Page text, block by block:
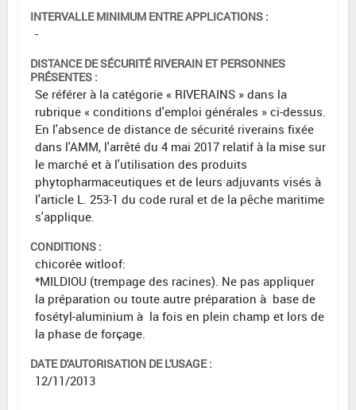
INTERVALLE MINIMUM ENTRE APPLICATIONS :
-
DISTANCE DE SÉCURITÉ RIVERAIN ET PERSONNES
PRÉSENTES :
Se référer à la catégorie « RIVERAINS » dans la
rubrique « conditions d'emploi générales » ci-dessus.
En l'absence de distance de sécurité riverains fixée
dans l'AMM, l'arrêté du 4 mai 2017 relatif à la mise sur
le marché et à l'utilisation des produits
phytopharmaceutiques et de leurs adjuvants visés à
l'article L. 253-1 du code rural et de la pêche maritime
s'applique.
CONDITIONS :
chicorée witloof:
*MILDIOU (trempage des racines). Ne pas appliquer
la préparation ou toute autre préparation à base de
fosétyl-aluminium à la fois en plein champ et lors de
la phase de forçage.
DATE D'AUTORISATION DE L'USAGE :
12/11/2013